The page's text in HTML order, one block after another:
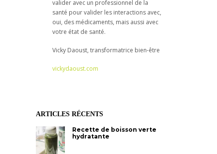
valider avec un professionnel de la
santé pour valider les interactions avec,
oui, des médicaments, mais aussi avec
votre état de santé.
Vicky Daoust, transformatrice bien-être
vickydaoust.com
ARTICLES RÉCENTS
Recette de boisson verte
hydratante